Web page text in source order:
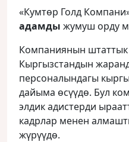
«Кумтөр Голд
адамды жумуш орду
Компаниянын
Кыргызстандын
персоналындагы
дайыма өсүүдө. Бул
элдик адистерди
кадрлар менен
жүрүүдө.